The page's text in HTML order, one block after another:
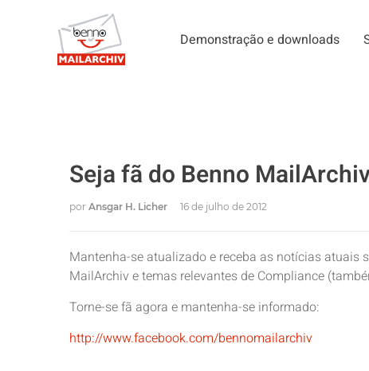
Demonstração e downloads
Seja fã do Benno
por Ansgar H. Licher 16 de julho de 2012
Mantenha-se atualizado e receba as notícias atuais
MailArchiv e temas relevantes de Compliance
Torne-se fã agora e mantenha-se informado:
http://www.facebook.com/bennomailarchiv